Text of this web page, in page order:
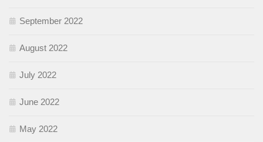
September 2022
August 2022
July 2022
June 2022
May 2022